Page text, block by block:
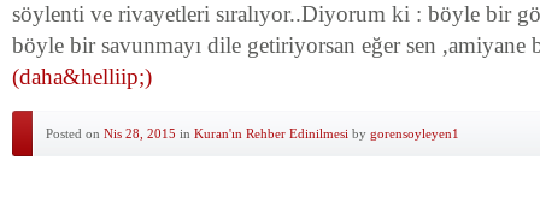
söylenti ve rivayetleri sıralıyor..Diyorum ki : böyle bir
böyle bir savunmayı dile getiriyorsan eğer sen ,amiyane
(daha&helliip;)
Posted on Nis 28, 2015 in Kuran'ın Rehber Edinilmesi by gorensoyleyen1